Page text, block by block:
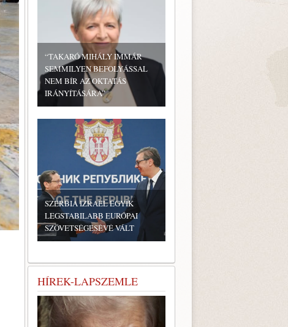
“TAKARÓ MIHÁLY IMMÁR
SEMMILYEN BEFOLYÁSSAL
NEM BÍR AZ OKTATÁS
IRÁNYÍTÁSÁRA”
SZERBIA IZRAEL EGYIK
LEGSTABILABB EURÓPAI
SZÖVETSÉGESÉVÉ VÁLT
HÍREK-LAPSZEMLE